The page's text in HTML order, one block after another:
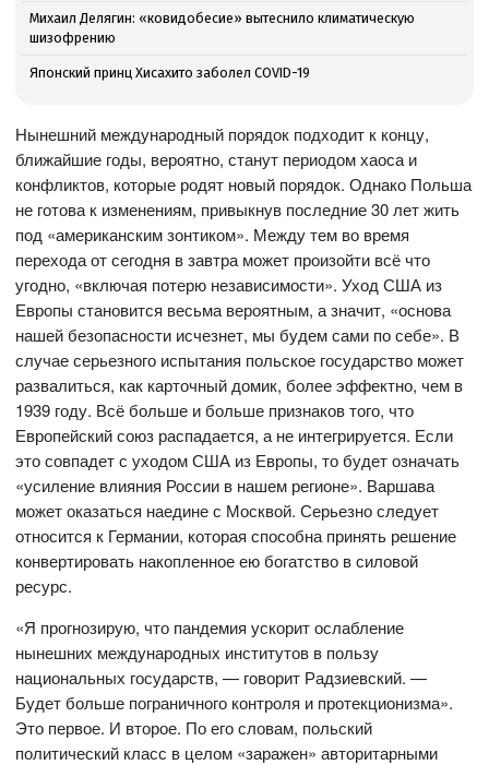
Михаил Делягин: «ковидобесие» вытеснило климатическую
шизофрению
Японский принц Хисахито заболел COVID-19
Нынешний международный порядок подходит к концу,
ближайшие годы, вероятно, станут периодом хаоса и
конфликтов, которые родят новый порядок. Однако Польша
не готова к изменениям, привыкнув последние 30 лет жить
под «американским зонтиком». Между тем во время
перехода от сегодня в завтра может произойти всё что
угодно, «включая потерю независимости». Уход США из
Европы становится весьма вероятным, а значит, «основа
нашей безопасности исчезнет, мы будем сами по себе». В
случае серьезного испытания польское государство может
развалиться, как карточный домик, более эффектно, чем в
1939 году. Всё больше и больше признаков того, что
Европейский союз распадается, а не интегрируется. Если
это совпадет с уходом США из Европы, то будет означать
«усиление влияния России в нашем регионе». Варшава
может оказаться наедине с Москвой. Серьезно следует
относится к Германии, которая способна принять решение
конвертировать накопленное ею богатство в силовой
ресурс.
«Я прогнозирую, что пандемия ускорит ослабление
нынешних международных институтов в пользу
национальных государств, — говорит Радзиевский. —
Будет больше пограничного контроля и протекционизма».
Это первое. И второе. По его словам, польский
политический класс в целом «заражен» авторитарными